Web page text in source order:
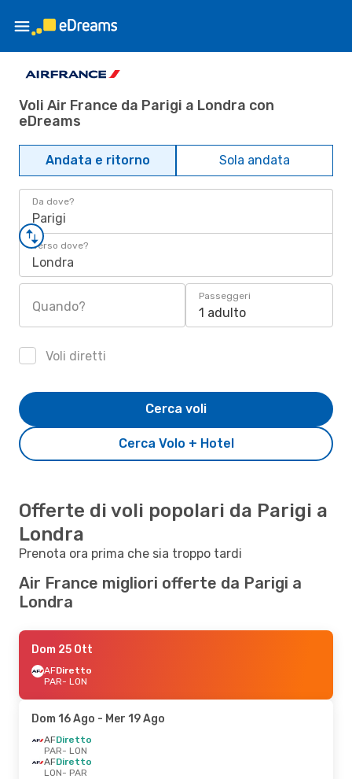
Voli Air France da Parigi a Londra con
eDreams
Andata e ritorno Sola andata
Da dove?
Parigi
Verso dove?
Londra
Quando?
Passeggeri
1 adulto
Voli diretti
Cerca Volo + Hotel
Cerca voli
Offerte di voli popolari da Parigi a
Londra
Prenota ora prima che sia troppo tardi
Air France migliori offerte da Parigi a
Londra
Dom 25 Ott
AFDiretto
PAR- LON
Dom 16 Ago - Mer 19 Ago
AFDiretto
PAR- LON
AFDiretto
LON- PAR